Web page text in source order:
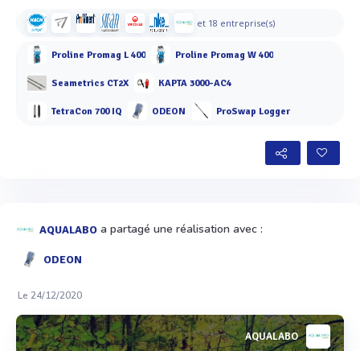
et 18 entreprise(s)
Proline Promag L 400 Proline Promag W 400
Seametrics CT2X KAPTA 3000-AC4
TetraCon 700 IQ ODEON ProSwap Logger
AQUALABO a partagé une réalisation avec :
ODEON
Le 24/12/2020
AQUALABO